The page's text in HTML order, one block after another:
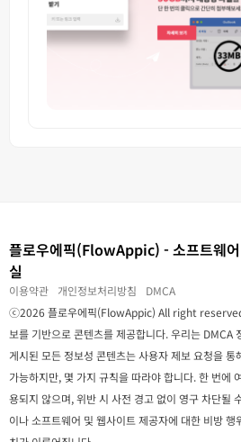
플로우에픽(FlowAppic) - 소프트웨
실
이용약관 개인정보처리방침
DMCA
ⓒ2026 플로우에픽(FlowAppic) All right
보를 기반으로 콘텐츠를 제공합니다. 우리는 DMCA
게시된 모든 정보성 콘텐츠는 사용자 제보 요청을
가능하지만, 몇 가지 규칙을 따라야 합니다. 한 번에
용되지 않으며, 위반 시 사전 경고 없이 영구 차단될
이나 소프트웨어 및 웹사이트 제공자에 대한 비방